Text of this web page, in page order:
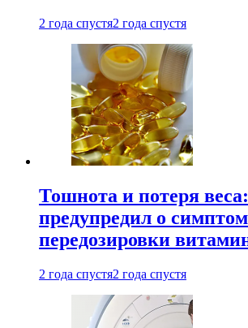
2 года спустя2 года спустя
Тошнота и потеря
предупредил о
передозировки
2 года спустя2 года спустя